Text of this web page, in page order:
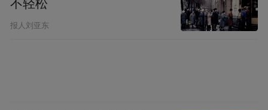
的公司之一。
不轻松
报人刘亚东